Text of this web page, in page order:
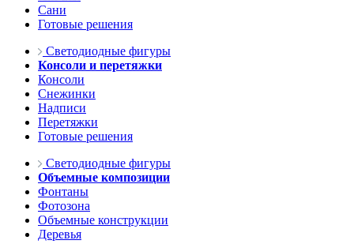
Сани
Готовые решения
Светодиодные фигуры
Консоли и перетяжки
Консоли
Снежинки
Надписи
Перетяжки
Готовые решения
Светодиодные фигуры
Объемные композиции
Фонтаны
Фотозона
Объемные конструкции
Деревья